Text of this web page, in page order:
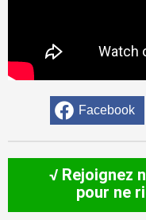
Facebook
√ Rejoignez
pour ne